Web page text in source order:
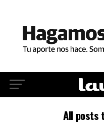
All posts